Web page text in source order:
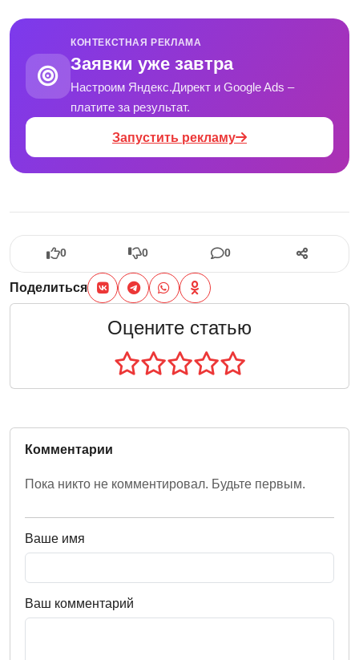
КОНТЕКСТНАЯ РЕКЛАМА
Заявки уже завтра
Настроим Яндекс.Директ и Google Ads –
платите за результат.
Запустить рекламу
0 0 0
Поделиться
Оцените статью
Комментарии
Пока никто не комментировал. Будьте первым.
Ваше имя
Ваш комментарий